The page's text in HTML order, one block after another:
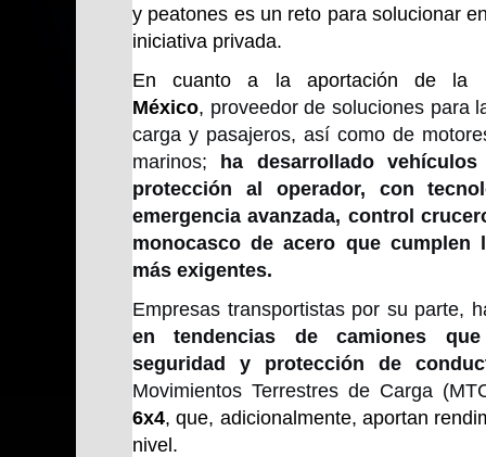
y peatones es un reto para solucionar
iniciativa privada.
En cuanto a la aportación de la
México, proveedor de soluciones para
carga y pasajeros, así como de
marinos; ha desarrollado
protección al operador, con
emergencia avanzada, control
monocasco de acero que cumplen
más exigentes.
Empresas transportistas por su parte,
en tendencias de camiones
seguridad y protección de
Movimientos Terrestres de Carga
6x4, que, adicionalmente, aportan
nivel.